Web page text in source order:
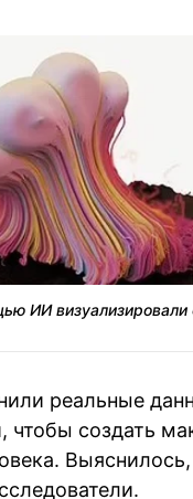
ИИ визуализировали
реальные
чтобы создать